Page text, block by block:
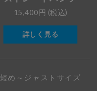
15,400円 (税込)
詳しく見る
短め～ジャストサイズ